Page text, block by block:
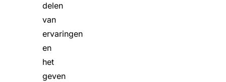
delen
van
ervaringen
en
het
geven